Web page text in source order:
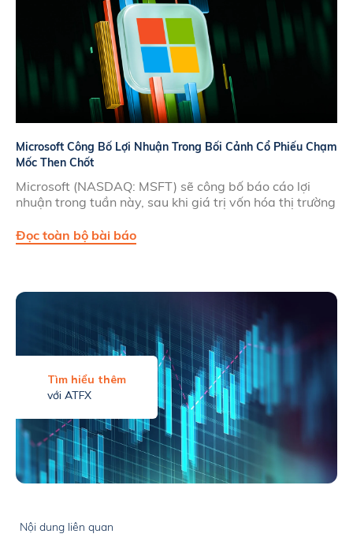
Microsoft Công Bố Lợi Nhuận Trong Bối Cảnh Cổ Phiếu Chạm
Mốc Then Chốt
Microsoft (NASDAQ: MSFT) sẽ công bố báo cáo lợi
nhuận trong tuần này, sau khi giá trị vốn hóa thị trường
Đọc toàn bộ bài báo
Tìm hiểu thêm
với ATFX
Nội dung liên quan